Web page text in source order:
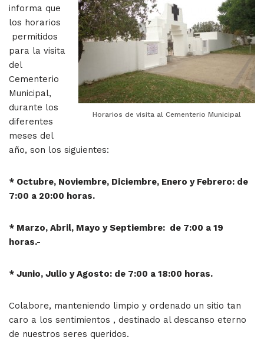
Horarios de visita al Cementerio Municipal
informa que
los horarios
permitidos
para la visita
del
Cementerio
Municipal,
durante los
diferentes
meses del
año, son los siguientes:
* Octubre, Noviembre, Diciembre, Enero y Febrero: de
7:00 a 20:00 horas.
* Marzo, Abril, Mayo y Septiembre: de 7:00 a 19
horas.-
* Junio, Julio y Agosto: de 7:00 a 18:00 horas.
Colabore, manteniendo limpio y ordenado un sitio tan
caro a los sentimientos , destinado al descanso eterno
de nuestros seres queridos.